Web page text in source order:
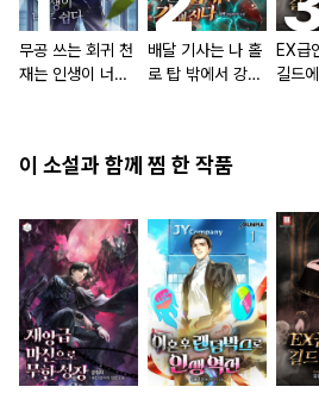
무공 쓰는 회귀 천
재는 인생이 너무
배달 기사는 나 홀
로 탑 밖에서 강해
EX급
길드
이 소설과 함께 찜 한 작품